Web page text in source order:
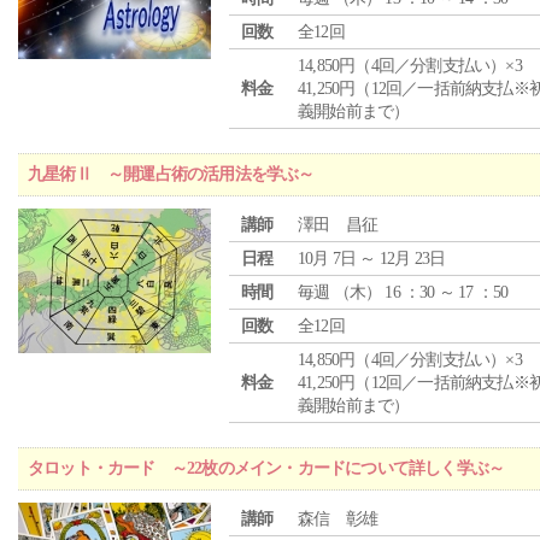
回数
全12回
料金
14,850円（4回／分割支払い）×3
41,250円（12回／一括前納支払※
義開始前まで）
九星術Ⅱ ～開運占術の活用法を学ぶ～
講師
澤田 昌征
日程
10月 7日 ～ 12月 23日
時間
毎週 （木） 16 ：30 ～ 17 ：50
回数
全12回
料金
14,850円（4回／分割支払い）×3
41,250円（12回／一括前納支払※
義開始前まで）
タロット・カード ～22枚のメイン・カードについて詳しく学ぶ～
講師 森信 彰雄